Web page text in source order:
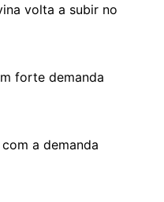
volta a subir no
forte demanda
a demanda